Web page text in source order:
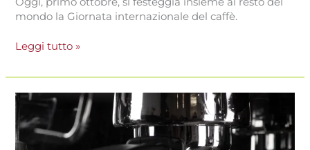
mondo la Giornata internazionale del caffè.
Leggi tutto »
Bin
The
Coffee